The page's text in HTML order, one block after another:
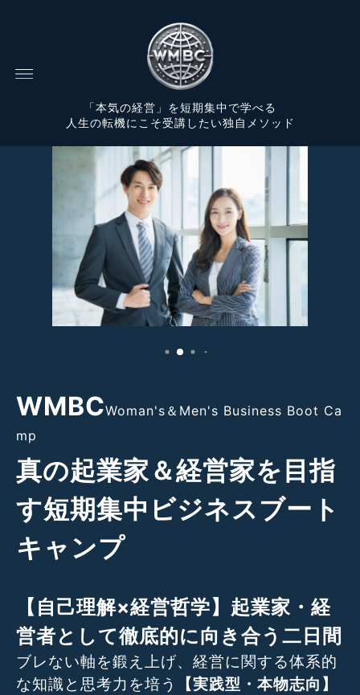
「本気の経営」を短期集中で学べる
人生の転機にこそ受講したい独自メソッド
WMBCWoman's＆Men's Business Boot Ca
mp
真の起業家＆経営家を目指
す短期集中ビジネスブート
キャンプ
【自己理解×経営哲学】 起業家・経
営者として徹底的に向き合う二日間
ブレない軸を鍛え上げ、経営に関する体系的
な知識と思考力を培う
【実践型・本物志向】